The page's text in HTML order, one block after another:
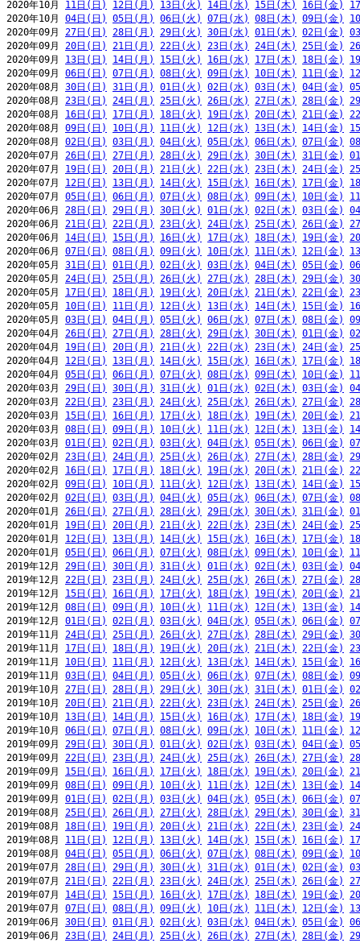
2020年10月 11日(日) 12日(月) 13日(火) 14日(水) 15日(木) 16日(金)
2020年10月 04日(日) 05日(月) 06日(火) 07日(水) 08日(木) 09日(金)
2020年09月 27日(日) 28日(月) 29日(火) 30日(水) 01日(木) 02日(金)
2020年09月 20日(日) 21日(月) 22日(火) 23日(水) 24日(木) 25日(金)
2020年09月 13日(日) 14日(月) 15日(火) 16日(水) 17日(木) 18日(金)
2020年09月 06日(日) 07日(月) 08日(火) 09日(水) 10日(木) 11日(金)
2020年08月 30日(日) 31日(月) 01日(火) 02日(水) 03日(木) 04日(金)
2020年08月 23日(日) 24日(月) 25日(火) 26日(水) 27日(木) 28日(金)
2020年08月 16日(日) 17日(月) 18日(火) 19日(水) 20日(木) 21日(金)
2020年08月 09日(日) 10日(月) 11日(火) 12日(水) 13日(木) 14日(金)
2020年08月 02日(日) 03日(月) 04日(火) 05日(水) 06日(木) 07日(金)
2020年07月 26日(日) 27日(月) 28日(火) 29日(水) 30日(木) 31日(金)
2020年07月 19日(日) 20日(月) 21日(火) 22日(水) 23日(木) 24日(金)
2020年07月 12日(日) 13日(月) 14日(火) 15日(水) 16日(木) 17日(金)
2020年07月 05日(日) 06日(月) 07日(火) 08日(水) 09日(木) 10日(金)
2020年06月 28日(日) 29日(月) 30日(火) 01日(水) 02日(木) 03日(金)
2020年06月 21日(日) 22日(月) 23日(火) 24日(水) 25日(木) 26日(金)
2020年06月 14日(日) 15日(月) 16日(火) 17日(水) 18日(木) 19日(金)
2020年06月 07日(日) 08日(月) 09日(火) 10日(水) 11日(木) 12日(金)
2020年05月 31日(日) 01日(月) 02日(火) 03日(水) 04日(木) 05日(金)
2020年05月 24日(日) 25日(月) 26日(火) 27日(水) 28日(木) 29日(金)
2020年05月 17日(日) 18日(月) 19日(火) 20日(水) 21日(木) 22日(金)
2020年05月 10日(日) 11日(月) 12日(火) 13日(水) 14日(木) 15日(金)
2020年05月 03日(日) 04日(月) 05日(火) 06日(水) 07日(木) 08日(金)
2020年04月 26日(日) 27日(月) 28日(火) 29日(水) 30日(木) 01日(金)
2020年04月 19日(日) 20日(月) 21日(火) 22日(水) 23日(木) 24日(金)
2020年04月 12日(日) 13日(月) 14日(火) 15日(水) 16日(木) 17日(金)
2020年04月 05日(日) 06日(月) 07日(火) 08日(水) 09日(木) 10日(金)
2020年03月 29日(日) 30日(月) 31日(火) 01日(水) 02日(木) 03日(金)
2020年03月 22日(日) 23日(月) 24日(火) 25日(水) 26日(木) 27日(金)
2020年03月 15日(日) 16日(月) 17日(火) 18日(水) 19日(木) 20日(金)
2020年03月 08日(日) 09日(月) 10日(火) 11日(水) 12日(木) 13日(金)
2020年03月 01日(日) 02日(月) 03日(火) 04日(水) 05日(木) 06日(金)
2020年02月 23日(日) 24日(月) 25日(火) 26日(水) 27日(木) 28日(金)
2020年02月 16日(日) 17日(月) 18日(火) 19日(水) 20日(木) 21日(金)
2020年02月 09日(日) 10日(月) 11日(火) 12日(水) 13日(木) 14日(金)
2020年02月 02日(日) 03日(月) 04日(火) 05日(水) 06日(木) 07日(金)
2020年01月 26日(日) 27日(月) 28日(火) 29日(水) 30日(木) 31日(金)
2020年01月 19日(日) 20日(月) 21日(火) 22日(水) 23日(木) 24日(金)
2020年01月 12日(日) 13日(月) 14日(火) 15日(水) 16日(木) 17日(金)
2020年01月 05日(日) 06日(月) 07日(火) 08日(水) 09日(木) 10日(金)
2019年12月 29日(日) 30日(月) 31日(火) 01日(水) 02日(木) 03日(金)
2019年12月 22日(日) 23日(月) 24日(火) 25日(水) 26日(木) 27日(金)
2019年12月 15日(日) 16日(月) 17日(火) 18日(水) 19日(木) 20日(金)
2019年12月 08日(日) 09日(月) 10日(火) 11日(水) 12日(木) 13日(金)
2019年12月 01日(日) 02日(月) 03日(火) 04日(水) 05日(木) 06日(金)
2019年11月 24日(日) 25日(月) 26日(火) 27日(水) 28日(木) 29日(金)
2019年11月 17日(日) 18日(月) 19日(火) 20日(水) 21日(木) 22日(金)
2019年11月 10日(日) 11日(月) 12日(火) 13日(水) 14日(木) 15日(金)
2019年11月 03日(日) 04日(月) 05日(火) 06日(水) 07日(木) 08日(金)
2019年10月 27日(日) 28日(月) 29日(火) 30日(水) 31日(木) 01日(金)
2019年10月 20日(日) 21日(月) 22日(火) 23日(水) 24日(木) 25日(金)
2019年10月 13日(日) 14日(月) 15日(火) 16日(水) 17日(木) 18日(金)
2019年10月 06日(日) 07日(月) 08日(火) 09日(水) 10日(木) 11日(金)
2019年09月 29日(日) 30日(月) 01日(火) 02日(水) 03日(木) 04日(金)
2019年09月 22日(日) 23日(月) 24日(火) 25日(水) 26日(木) 27日(金)
2019年09月 15日(日) 16日(月) 17日(火) 18日(水) 19日(木) 20日(金)
2019年09月 08日(日) 09日(月) 10日(火) 11日(水) 12日(木) 13日(金)
2019年09月 01日(日) 02日(月) 03日(火) 04日(水) 05日(木) 06日(金)
2019年08月 25日(日) 26日(月) 27日(火) 28日(水) 29日(木) 30日(金)
2019年08月 18日(日) 19日(月) 20日(火) 21日(水) 22日(木) 23日(金)
2019年08月 11日(日) 12日(月) 13日(火) 14日(水) 15日(木) 16日(金)
2019年08月 04日(日) 05日(月) 06日(火) 07日(水) 08日(木) 09日(金)
2019年07月 28日(日) 29日(月) 30日(火) 31日(水) 01日(木) 02日(金)
2019年07月 21日(日) 22日(月) 23日(火) 24日(水) 25日(木) 26日(金)
2019年07月 14日(日) 15日(月) 16日(火) 17日(水) 18日(木) 19日(金)
2019年07月 07日(日) 08日(月) 09日(火) 10日(水) 11日(木) 12日(金)
2019年06月 30日(日) 01日(月) 02日(火) 03日(水) 04日(木) 05日(金)
2019年06月 23日(日) 24日(月) 25日(火) 26日(水) 27日(木) 28日(金)